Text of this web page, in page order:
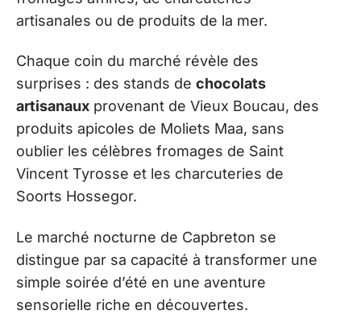
artisanales ou de produits de la mer.
Chaque coin du marché révèle des
surprises : des stands de chocolats
artisanaux provenant de Vieux Boucau, des
produits apicoles de Moliets Maa, sans
oublier les célèbres fromages de Saint
Vincent Tyrosse et les charcuteries de
Soorts Hossegor.
Le marché nocturne de Capbreton se
distingue par sa capacité à transformer une
simple soirée d’été en une aventure
sensorielle riche en découvertes.